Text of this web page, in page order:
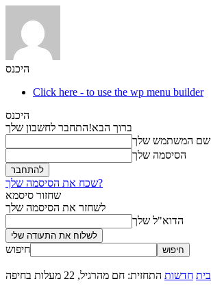
היכנס
Click here - to use the wp menu builder
היכנס
ברוך הבא!התחבר לחשבון שלך
שם המשתמש שלך
הסיסמה שלך
שכח את הסיסמה שלך?
שחזור סיסמא
לשחזר את הסיסמה שלך
הדוא"ל שלך
חיפוש
בית חדשות התחזית: חם מהרגיל, 22 מעלות בחיפה